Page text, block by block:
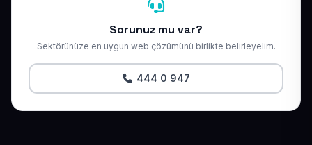
Sorunuz mu var?
Sektörünüze en uygun web çözümünü birlikte belirleyelim.
444 0 947